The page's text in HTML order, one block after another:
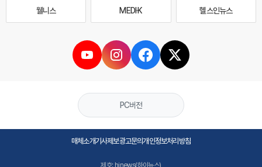
웰니스 MEDI·K 헬스인뉴스
PC버전
매체소개기사제보광고문의개인정보처리방침